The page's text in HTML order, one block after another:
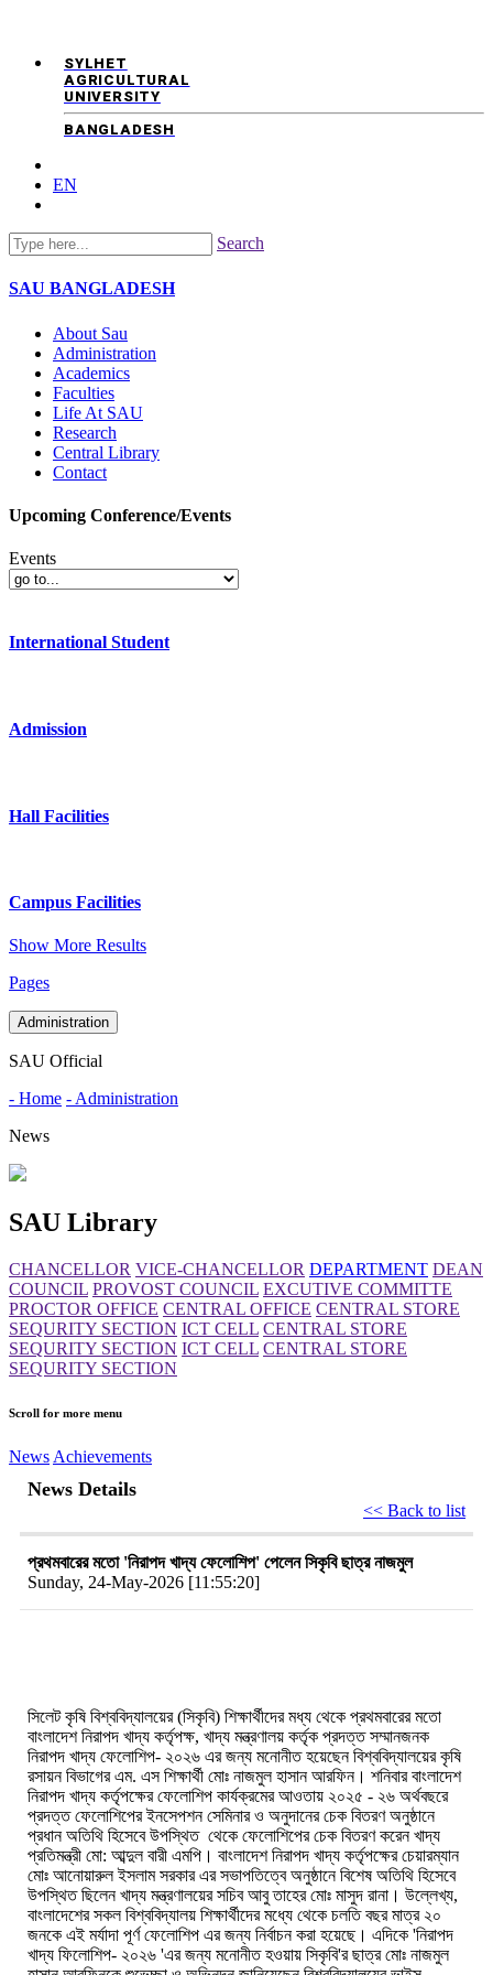
SYLHET
AGRICULTURAL
UNIVERSITY
BANGLADESH
EN
Search
SAU BANGLADESH
About Sau
Administration
Academics
Faculties
Life At SAU
Research
Central Library
Contact
Upcoming Conference/Events
Events
International Student
Admission
Hall Facilities
Campus Facilities
Show More Results
Pages
Administration
SAU Official
- Home - Administration
News
SAU Library
CHANCELLOR VICE-CHANCELLOR DEPARTMENT DEAN
COUNCIL PROVOST COUNCIL EXCUTIVE COMMITTE
PROCTOR OFFICE CENTRAL OFFICE CENTRAL STORE
SEQURITY SECTION ICT CELL CENTRAL STORE
SEQURITY SECTION ICT CELL CENTRAL STORE
SEQURITY SECTION
Scroll for more menu
News Achievements
News Details
<< Back to list
প্রথমবারের মতো 'নিরাপদ খাদ্য ফেলোশিপ' পেলেন সিকৃবি ছাত্র নাজমুল
Sunday, 24-May-2026 [11:55:20]
সিলেট কৃষি বিশ্ববিদ্যালয়ের(সিকৃবি) শিক্ষার্থীদের মধ্য থেকে প্রথমবারের মতো
বাংলাদেশ নিরাপদ খাদ্য কর্তৃপক্ষ, খাদ্য মন্ত্রণালয় কর্তৃক প্রদত্ত সম্মানজনক
নিরাপদ খাদ্য ফেলোশিপ- ২০২৬ এর জন্য মনোনীত হয়েছেন বিশ্ববিদ্যালয়ের কৃষি
রসায়ন বিভাগের এম. এস শিক্ষার্থী মোঃ নাজমুল হাসান আরফিন। শনিবার বাংলাদেশ
নিরাপদ খাদ্য কর্তৃপক্ষের ফেলোশিপ কার্যক্রমের আওতায় ২০২৫ - ২৬ অর্থবছরে
প্রদত্ত ফেলোশিপের ইনসেপশন সেমিনার ও অনুদানের চেক বিতরণ অনুষ্ঠানে
প্রধান অতিথি হিসেবে উপস্থিত থেকে ফেলোশিপের চেক বিতরণ করেন খাদ্য
প্রতিমন্ত্রী মো: আব্দুল বারী এমপি । বাংলাদেশ নিরাপদ খাদ্য কর্তৃপক্ষের চেয়ারম্যান
মোঃ আনোয়ারুল ইসলাম সরকার এর সভাপতিত্বে অনুষ্ঠানে বিশেষ অতিথি হিসেবে
উপস্থিত ছিলেন খাদ্য মন্ত্রণালয়ের সচিব আবু তাহের মোঃ মাসুদ রানা । উল্লেখ্য,
বাংলাদেশের সকল বিশ্ববিদ্যালয় শিক্ষার্থীদের মধ্যে থেকে চলতি বছর মাত্র ২০
জনকে এই মর্যাদা পূর্ণ ফেলোশিপ এর জন্য নির্বাচন করা হয়েছে। এদিকে 'নিরাপদ
খাদ্য ফিলোশিপ- ২০২৬ 'এর জন্য মনোনীত হওয়ায় সিকৃবি'র ছাত্র মোঃ নাজমুল